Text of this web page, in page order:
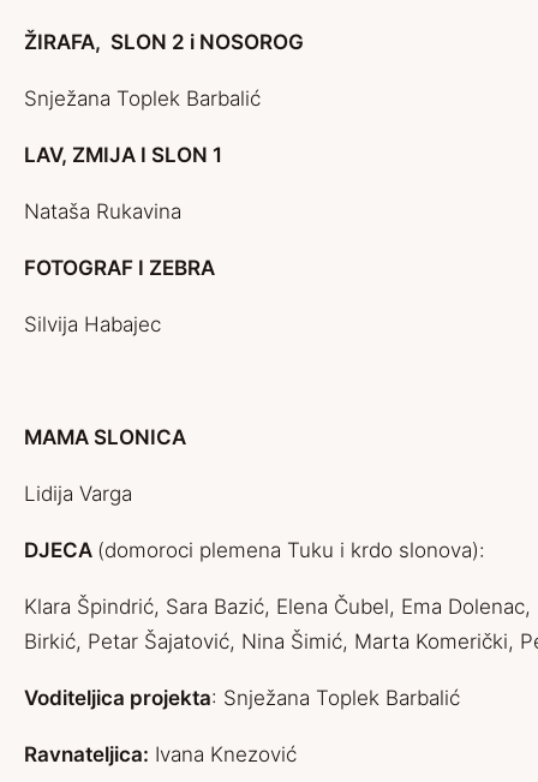
ŽIRAFA, SLON 2 i NOSOROG
Snježana Toplek Barbalić
LAV, ZMIJA I SLON 1
Nataša Rukavina
FOTOGRAF I ZEBRA
Silvija Habajec
MAMA SLONICA
Lidija Varga
DJECA (domoroci plemena Tuku i krdo slonova):
Klara Špindrić, Sara Bazić, Elena Čubel, Ema
Birkić, Petar Šajatović, Nina Šimić, Marta Komerički,
Voditeljica projekta: Snježana Toplek Barbalić
Ravnateljica: Ivana Knezović